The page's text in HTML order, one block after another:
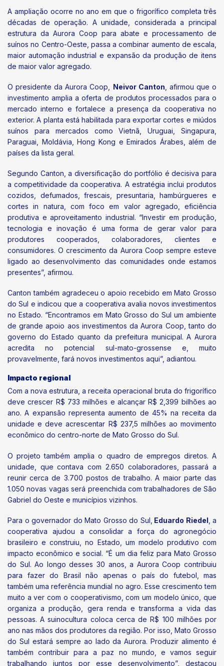
A ampliação ocorre no ano em que o frigorífico completa três
décadas de operação. A unidade, considerada a principal
estrutura da Aurora Coop para abate e processamento de
suínos no Centro-Oeste, passa a combinar aumento de escala,
maior automação industrial e expansão da produção de itens
de maior valor agregado.
O presidente da Aurora Coop, Neivor Canton , afirmou que o
investimento amplia a oferta de produtos processados para o
mercado interno e fortalece a presença da cooperativa no
exterior. A planta está habilitada para exportar cortes e miúdos
suínos para mercados como Vietnã, Uruguai, Singapura,
Paraguai, Moldávia, Hong Kong e Emirados Árabes, além de
países da lista geral.
Segundo Canton, a diversificação do portfólio é decisiva para
a competitividade da cooperativa. A estratégia inclui produtos
cozidos, defumados, frescais, presuntaria, hambúrgueres e
cortes in natura, com foco em valor agregado, eficiência
produtiva e aproveitamento industrial. “Investir em produção,
tecnologia e inovação é uma forma de gerar valor para
produtores cooperados, colaboradores, clientes e
consumidores. O crescimento da Aurora Coop sempre esteve
ligado ao desenvolvimento das comunidades onde estamos
presentes”, afirmou.
Canton também agradeceu o apoio recebido em Mato Grosso
do Sul e indicou que a cooperativa avalia novos investimentos
no Estado. “Encontramos em Mato Grosso do Sul um ambiente
de grande apoio aos investimentos da Aurora Coop, tanto do
governo do Estado quanto da prefeitura municipal. A Aurora
acredita no potencial sul-mato-grossense e, muito
provavelmente, fará novos investimentos aqui”, adiantou.
Impacto regional
Com a nova estrutura, a receita operacional bruta do frigorífico
deve crescer R$ 733 milhões e alcançar R$ 2,399 bilhões ao
ano. A expansão representa aumento de 45% na receita da
unidade e deve acrescentar R$ 237,5 milhões ao movimento
econômico do centro-norte de Mato Grosso do Sul.
O projeto também amplia o quadro de empregos diretos. A
unidade, que contava com 2.650 colaboradores, passará a
reunir cerca de 3.700 postos de trabalho. A maior parte das
1.050 novas vagas será preenchida com trabalhadores de São
Gabriel do Oeste e municípios vizinhos.
Para o governador do Mato Grosso do Sul, Eduardo Riedel , a
cooperativa ajudou a consolidar a força do agronegócio
brasileiro e construiu, no Estado, um modelo produtivo com
impacto econômico e social. “É um dia feliz para Mato Grosso
do Sul. Ao longo desses 30 anos, a Aurora Coop contribuiu
para fazer do Brasil não apenas o país do futebol, mas
também uma referência mundial no agro. Esse crescimento tem
muito a ver com o cooperativismo, com um modelo único, que
organiza a produção, gera renda e transforma a vida das
pessoas. A suinocultura coloca cerca de R$ 100 milhões por
ano nas mãos dos produtores da região. Por isso, Mato Grosso
do Sul estará sempre ao lado da Aurora. Produzir alimento é
também contribuir para a paz no mundo, e vamos seguir
trabalhando juntos por esse desenvolvimento”, destacou